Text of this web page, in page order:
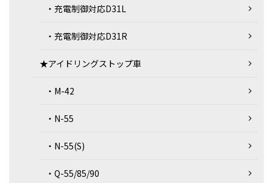
・充電制御対応D31L
・充電制御対応D31R
★アイドリングストップ車
・M-42
・N-55
・N-55(S)
・Q-55/85/90